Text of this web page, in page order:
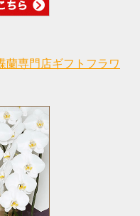
蘭専門店ギフトフラワ